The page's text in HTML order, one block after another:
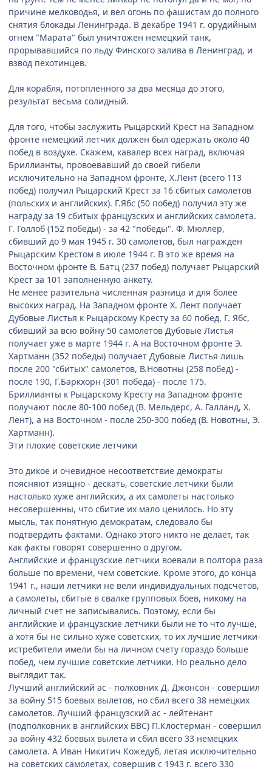
причине мелководья, и вел огонь по фашистам до полного
снятия блокады Ленинграда. В декабре 1941 г. орудийным
огнем "Марата" был уничтожен немецкий танк,
прорывавшийся по льду Финского залива в Ленинград, и
взвод пехотинцев.
Для корабля, потопленного за два месяца до этого,
результат весьма солидный.
Для того, чтобы заслужить Рыцарский Крест на Западном
фронте немецкий летчик должен был одержать около 40
побед в воздухе. Скажем, кавалер всех наград, включая
Бриллианты, провоевавший до своей гибели
исключительно на Западном фронте, Х.Лент (всего 113
побед) получил Рыцарский Крест за 16 сбитых самолетов
(польских и английских). Г.Ябс (50 побед) получил эту же
награду за 19 сбитых французских и английских самолета.
Г. Голлоб (152 победы) - за 42 "победы". Ф. Мюллер,
сбивший до 9 мая 1945 г. 30 самолетов, был награжден
Рыцарским Крестом в июле 1944 г. В это же время на
Восточном фронте В. Батц (237 побед) получает Рыцарский
Крест за 101 заполненную анкету.
Не менее разительна численная разница и для более
высоких наград. На Западном фронте Х. Лент получает
Дубовые Листья к Рыцарскому Кресту за 60 побед, Г. Ябс,
сбивший за всю войну 50 самолетов Дубовые Листья
получает уже в марте 1944 г. А на Восточном фронте Э.
Хартманн (352 победы) получает Дубовые Листья лишь
после 200 "сбитых" самолетов, В.Новотны (258 побед) -
после 190, Г.Баркхорн (301 победа) - после 175.
Бриллианты к Рыцарскому Кресту на Западном фронте
получают после 80-100 побед (В. Мельдерс, А. Галланд, Х.
Лент), а на Восточном - после 250-300 побед (В. Новотны, Э.
Хартманн).
Эти плохие советские летчики
Это дикое и очевидное несоответствие демократы
поясняют изящно - дескать, советские летчики были
настолько хуже английских, а их самолеты настолько
несовершенны, что сбитие их мало ценилось. Но эту
мысль, так понятную демократам, следовало бы
подтвердить фактами. Однако этого никто не делает, так
как факты говорят совершенно о другом.
Английские и французские летчики воевали в полтора раза
больше по времени, чем советские. Кроме этого, до конца
1941 г., наши летчики не вели индивидуальных подсчетов,
а самолеты, сбитые в свалке групповых боев, никому на
личный счет не записывались. Поэтому, если бы
английские и французские летчики были не то что лучше,
а хотя бы не сильно хуже советских, то их лучшие летчики-
истребители имели бы на личном счету гораздо больше
побед, чем лучшие советские летчики. Но реально дело
выглядит так.
Лучший английский ас - полковник Д. Джонсон - совершил
за войну 515 боевых вылетов, но сбил всего 38 немецких
самолетов. Лучший французский ас - лейтенант
(подполковник в английских ВВС) П.Клостерман - совершил
за войну 432 боевых вылета и сбил всего 33 немецких
самолета. А Иван Никитич Кожедуб, летая исключительно
на советских самолетах, совершив с 1943 г. всего 330